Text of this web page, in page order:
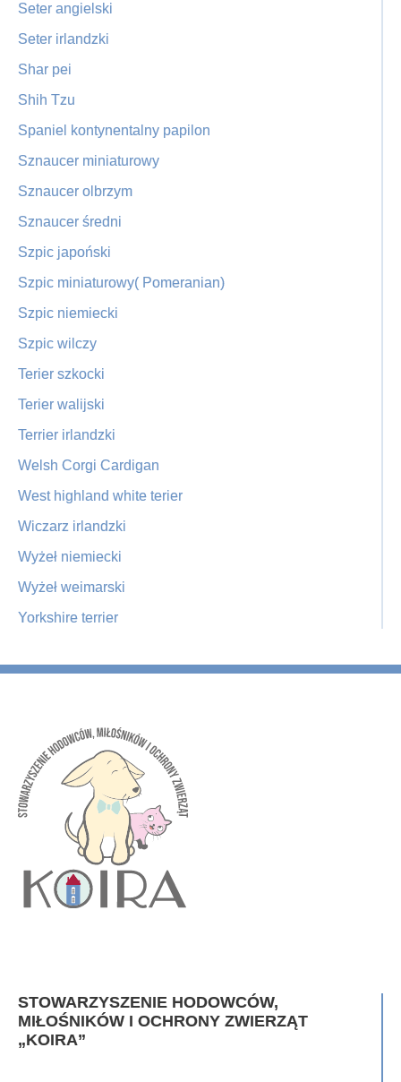
Seter angielski
Seter irlandzki
Shar pei
Shih Tzu
Spaniel kontynentalny papilon
Sznaucer miniaturowy
Sznaucer olbrzym
Sznaucer średni
Szpic japoński
Szpic miniaturowy( Pomeranian)
Szpic niemiecki
Szpic wilczy
Terier szkocki
Terier walijski
Terrier irlandzki
Welsh Corgi Cardigan
West highland white terier
Wiczarz irlandzki
Wyżeł niemiecki
Wyżeł weimarski
Yorkshire terrier
STOWARZYSZENIE HODOWCÓW,
MIŁOŚNIKÓW I OCHRONY ZWIERZĄT
„KOIRA”